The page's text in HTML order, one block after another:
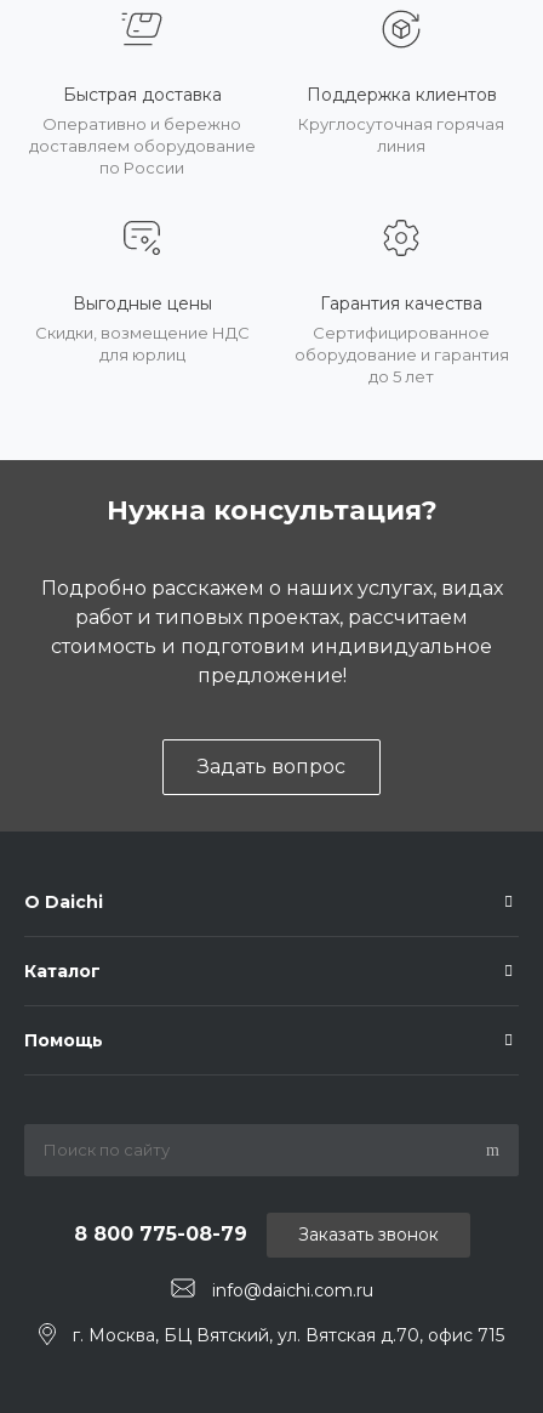
Быстрая доставка
Оперативно и бережно
доставляем оборудование
по России
Поддержка клиентов
Круглосуточная горячая
линия
Выгодные цены
Скидки, возмещение НДС
для юрлиц
Гарантия качества
Сертифицированное
оборудование и гарантия
до 5 лет
Нужна консультация?
Подробно расскажем о наших услугах, видах
работ и типовых проектах, рассчитаем
стоимость и подготовим индивидуальное
предложение!
Задать вопрос
О Daichi
Каталог
Помощь
info@daichi.com.ru
8 800 775-08-79
г. Москва, БЦ Вятский, ул. Вятская д.70, офис 715
Заказать звонок